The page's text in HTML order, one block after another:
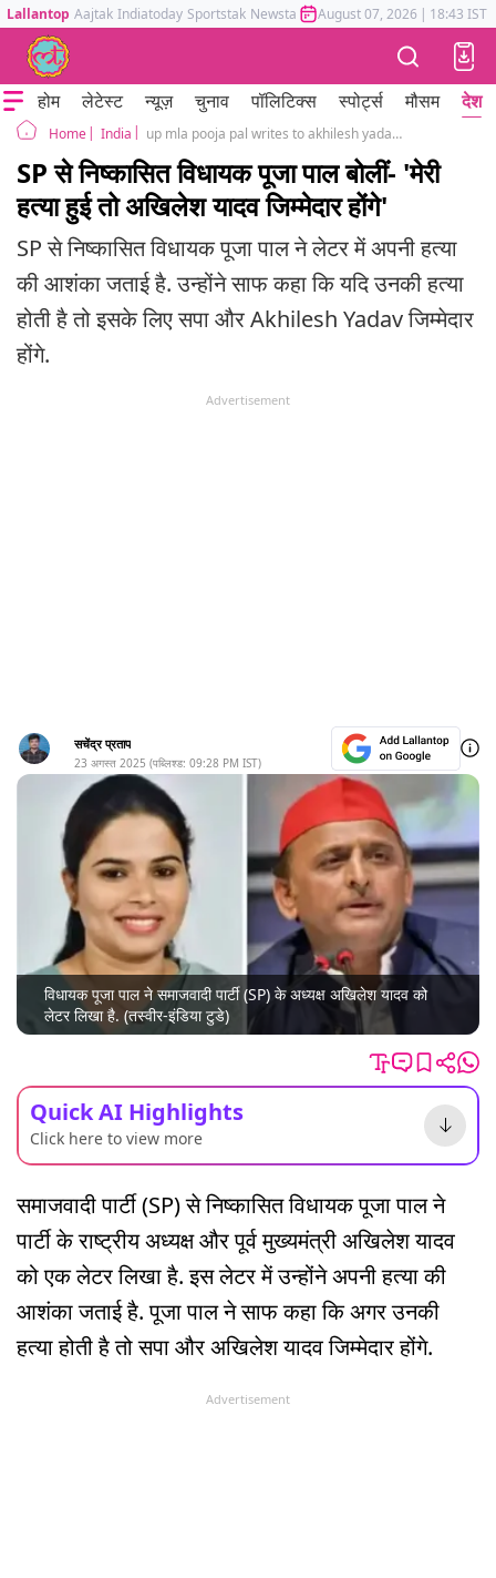
Lallantop Aajtak Indiatoday Sportstak Newstak Mumbai Tak Astrotak
August 07, 2026 | 18:43 IST
होम लेटेस्ट न्यूज़ चुनाव पॉलिटिक्स स्पोर्ट्स मौसम देश
Home India up mla pooja pal writes to akhilesh yadav alleges threat to life holds sp chief responsible
SP से निष्कासित विधायक पूजा पाल बोलीं- 'मेरी
हत्या हुई तो अखिलेश यादव जिम्मेदार होंगे'
SP से निष्कासित विधायक पूजा पाल ने लेटर में अपनी हत्या
की आशंका जताई है. उन्होंने साफ कहा कि यदि उनकी हत्या
होती है तो इसके लिए सपा और Akhilesh Yadav जिम्मेदार
होंगे.
Advertisement
सचेंद्र प्रताप
23 अगस्त 2025 (पब्लिश्ड: 09:28 PM IST)
विधायक पूजा पाल ने समाजवादी पार्टी (SP) के अध्यक्ष अखिलेश यादव को
लेटर लिखा है. (तस्वीर-इंडिया टुडे)
Quick AI Highlights
Click here to view more
समाजवादी पार्टी (SP) से निष्कासित विधायक पूजा पाल ने
पार्टी के राष्ट्रीय अध्यक्ष और पूर्व मुख्यमंत्री अखिलेश यादव
को एक लेटर लिखा है. इस लेटर में उन्होंने अपनी हत्या की
आशंका जताई है. पूजा पाल ने साफ कहा कि अगर उनकी
हत्या होती है तो सपा और अखिलेश यादव जिम्मेदार होंगे.
Advertisement